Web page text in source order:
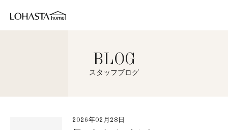
BLOG
スタッフブログ
2026年02月28日